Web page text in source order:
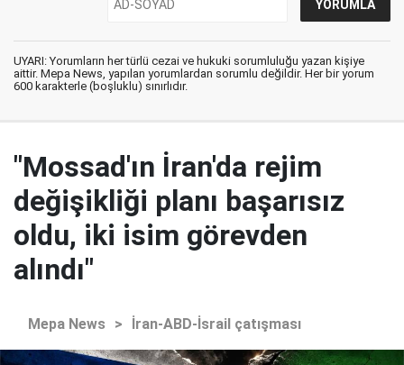
UYARI: Yorumların her türlü cezai ve hukuki sorumluluğu yazan kişiye
aittir. Mepa News, yapılan yorumlardan sorumlu değildir. Her bir yorum
600 karakterle (boşluklu) sınırlıdır.
"Mossad'ın İran'da rejim
değişikliği planı başarısız
oldu, iki isim görevden
alındı"
Mepa News > İran-ABD-İsrail çatışması